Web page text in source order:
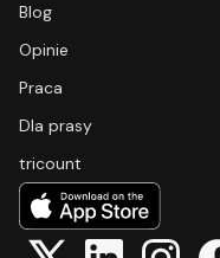
Blog
Opinie
Praca
Dla prasy
tricount